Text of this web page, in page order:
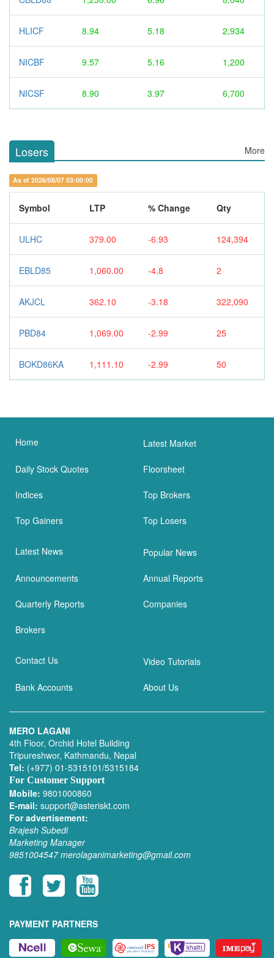
HLICF 8.94 5.18 2,934
NICBF 9.57 5.16 1,200
NICSF 8.90 3.97 6,700
Losers More
As of 2026/08/07 03:00:00
Symbol LTP % Change Qty
ULHC 379.00 -6.93 124,394
EBLD85 1,060.00 -4.8 2
AKJCL 362.10 -3.18 322,090
PBD84 1,069.00 -2.99 25
BOKD86KA 1,111.10 -2.99 50
Home Latest Market
Daily Stock Quotes Floorsheet
Indices Top Brokers
Top Gainers Top Losers
Latest News Popular News
Announcements Annual Reports
Quarterly Reports Companies
Brokers
Contact Us Video Tutorials
Bank Accounts About Us
MERO LAGANI
4th Floor, Orchid Hotel Building
Tripureshwor, Kathmandu, Nepal
Tel: (+977) 01-5315101/5315184
For Customer Support
Mobile: 9801000860
E-mail: support@asteriskt.com
For advertisement:
Brajesh Subedi
Marketing Manager
9851004547 merolaganimarketing@gmail.com
PAYMENT PARTNERS